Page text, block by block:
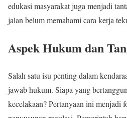
edukasi masyarakat juga menjadi
jalan belum memahami cara kerja
Aspek Hukum dan
Salah satu isu penting dalam
jawab hukum. Siapa yang
kecelakaan? Pertanyaan ini menjadi